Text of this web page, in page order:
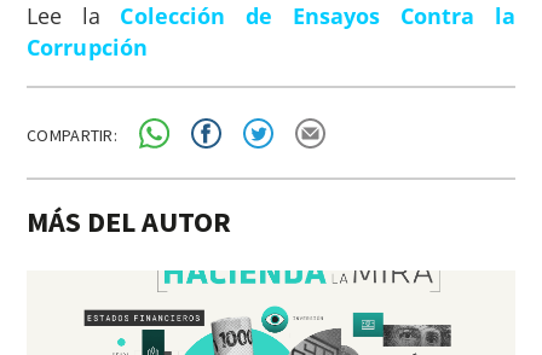
Lee la Colección de Ensayos Contra la
Corrupción
COMPARTIR:
MÁS DEL AUTOR